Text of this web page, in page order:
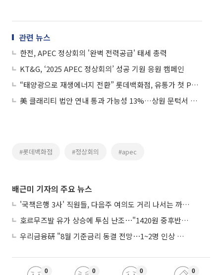
관련 뉴스
한전, APEC 정상회의 '완벽 전력공급' 태세 총력
KT&G, ‘2025 APEC 정상회의’ 성공 기원 응원 캠페인
“태양광으로 재생에너지 전환” 롯데백화점, 유통가 첫 PPA 도입
美 클래리티 법안 연내 통과 가능성 13%…상원 문턱서 제동
#롯데백화점 #정상회의 #apec
배근미 기자의 주요 뉴스
'국책은행 3사' 직원들, 다음주 여의도 거리 나서는 까닭은
호르무즈발 유가 상승에 투심 난조⋯"1420원 중후반 등락"
우리금융硏 "8월 기준금리 동결 전망⋯1~2명 인상 소수의견 낼 것"
0 0 0 0